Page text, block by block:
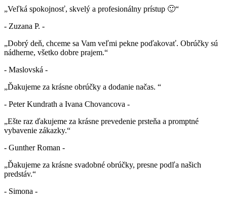
„Veľká spokojnosť, skvelý a profesionálny prístup 🙂“
- Zuzana P. -
„Dobrý deň, chceme sa Vam veľmi pekne poďakovať. Obrúčky sú
nádherne, všetko dobre prajem.“
- Maslovská -
„Ďakujeme za krásne obrúčky a dodanie načas. “
- Peter Kundrath a Ivana Chovancova -
„Ešte raz ďakujeme za krásne prevedenie prsteňa a promptné
vybavenie zákazky.“
- Gunther Roman -
„Ďakujeme za krásne svadobné obrúčky, presne podľa našich
predstáv.“
- Simona -